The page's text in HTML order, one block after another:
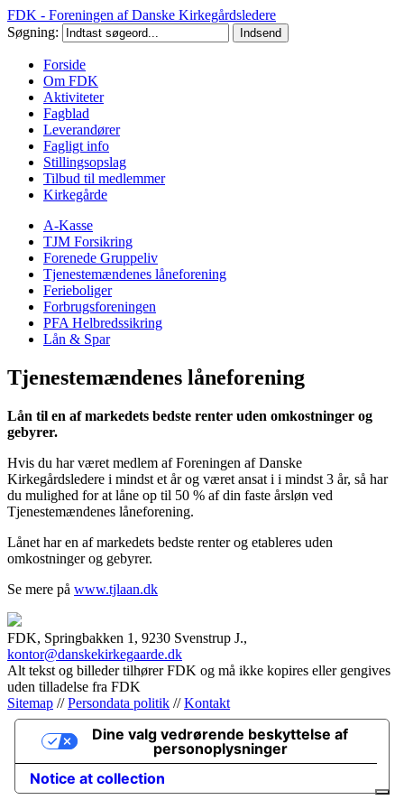
FDK - Foreningen af Danske Kirkegårdsledere
Søgning:
Forside
Om FDK
Aktiviteter
Fagblad
Leverandører
Fagligt info
Stillingsopslag
Tilbud til medlemmer
Kirkegårde
A-Kasse
TJM Forsikring
Forenede Gruppeliv
Tjenestemændenes låneforening
Ferieboliger
Forbrugsforeningen
PFA Helbredssikring
Lån & Spar
Tjenestemændenes låneforening
Lån til en af markedets bedste renter uden omkostninger og
gebyrer.
Hvis du har været medlem af Foreningen af Danske
Kirkegårdsledere i mindst et år og været ansat i i mindst 3 år, så har
du mulighed for at låne op til 50 % af din faste årsløn ved
Tjenestemændenes låneforening.
Lånet har en af markedets bedste renter og etableres uden
omkostninger og gebyrer.
Se mere på www.tjlaan.dk
FDK, Springbakken 1, 9230 Svenstrup J.,
kontor@danskekirkegaarde.dk
Alt tekst og billeder tilhører FDK og må ikke kopires eller gengives
uden tilladelse fra FDK
Sitemap //Persondata politik //Kontakt
Notice at collection
Dine valg vedrørende beskyttelse af
personoplysninger